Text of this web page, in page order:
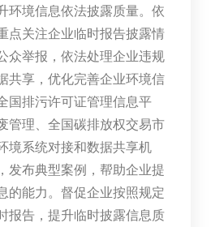
环境信息依法披露质量。依
点关注企业临时报告披露情
众举报，依法处理企业违规
共享，优化完善企业环境信
国排污许可证管理信息平
管理、全国碳排放权交易市
境系统对接和数据共享机
发布典型案例，帮助企业提
的能力。督促企业按照规定
报告，提升临时披露信息质